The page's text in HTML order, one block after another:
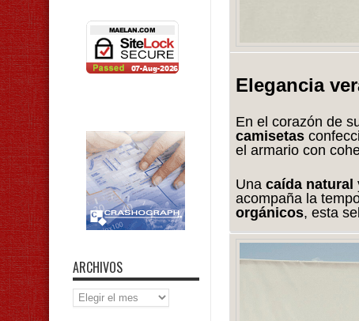
Elegancia
En el corazón de
camisetas
el armario con
Una caída natural
acompaña la
orgánicos, esta
ARCHIVOS
Archivos